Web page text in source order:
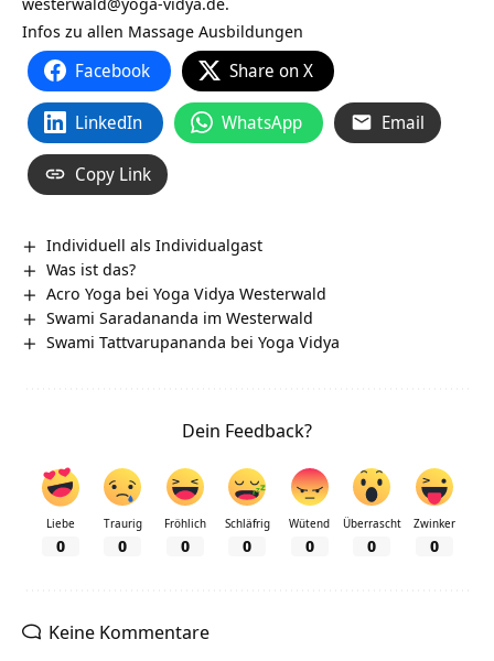
Infos zu allen Massage Ausbildungen
Facebook Share on X
LinkedIn WhatsApp Email
Copy Link
Individuell als Individualgast
Was ist das?
Acro Yoga bei Yoga Vidya Westerwald
Swami Saradananda im Westerwald
Swami Tattvarupananda bei Yoga Vidya
Dein Feedback?
Liebe
0
Traurig
0
Fröhlich
0
Schläfrig
0
Wütend
0
Überrascht
0
Zwinker
0
Keine Kommentare